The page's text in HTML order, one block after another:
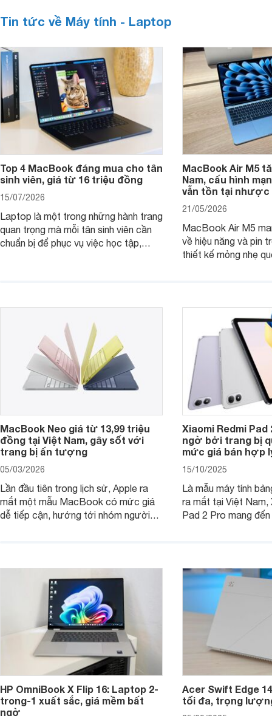
Tin tức về Máy tính - Laptop
Top 4 MacBook đáng mua cho tân
sinh viên, giá từ 16 triệu đồng
15/07/2026
Laptop là một trong những hành trang
quan trọng mà mỗi tân sinh viên cần
chuẩn bị để phục vụ việc học tập,
MacBook đáng cân nhắc dành cho
MacBook Air M5
Nam, cấu hình
vẫn tồn tại nhược
21/05/2026
MacBook Air M5
về hiệu năng và pin
thiết kế mỏng nhẹ
MacBook Neo giá từ 13,99 triệu
đồng tại Việt Nam, gây sốt với
trang bị ấn tượng
05/03/2026
Lần đầu tiên trong lịch sử, Apple ra
mắt một mẫu MacBook có mức giá
dễ tiếp cận, hướng tới nhóm người
hút sự quan tâm lớn từ thị trường.
Xiaomi Redmi Pad
ngờ bởi trang bị
mức giá bán hợp
15/10/2025
Là mẫu máy tính
ra mắt tại Việt Nam,
Pad 2 Pro mang
HP OmniBook X Flip 16: Laptop 2-
trong-1 xuất sắc, giá mềm bất
ngờ
Acer Swift Edge
tối đa, trọng